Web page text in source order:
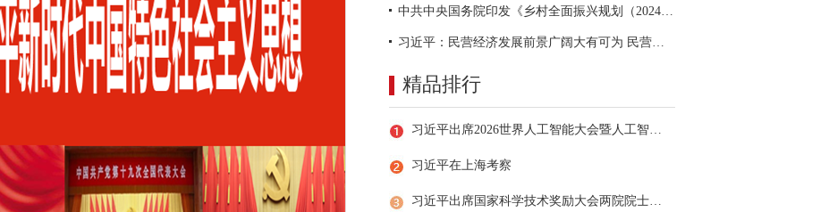
中共中央国务院印发《乡村全面振兴规划（2024—2027年）》
习近平：民营经济发展前景广阔大有可为 民营企业和民营企业家大显身手正当其时
精品排行
习近平出席2026世界人工智能大会暨人工智能全球治理高级别会议开幕式并发表主旨讲话
习近平在上海考察
习近平出席国家科学技术奖励大会两院院士大会中国科协第十一次全国代表大会并发表重要讲话